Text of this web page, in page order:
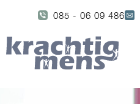
085 - 06 09 486